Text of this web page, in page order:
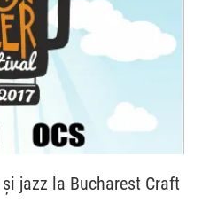
jazz la Bucharest Craft